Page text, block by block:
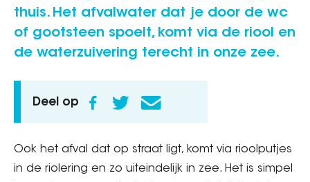
thuis. Het afvalwater dat je door de wc
of gootsteen spoelt, komt via de riool en
de waterzuivering terecht in onze zee.
Deel op
Ook het afval dat op straat ligt, komt via rioolputjes
in de riolering en zo uiteindelijk in zee. Het is simpel